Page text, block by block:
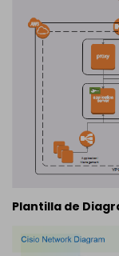
Plantilla de